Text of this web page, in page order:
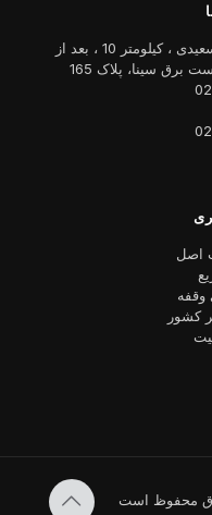
ارتباط با ما تهران ،بزرگراه آیت الله سعیدی ، کیلومتر 10 ، بعد از
سینا، پلاک 165
اصل
وقفه
کشور